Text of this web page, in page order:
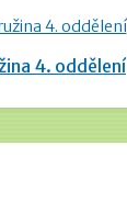
4. oddělení